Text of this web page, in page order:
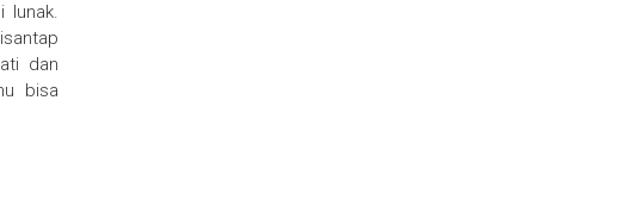
lunak.
dan
bisa